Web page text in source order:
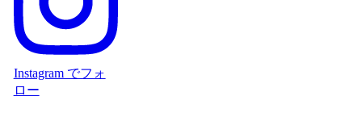
Instagram でフォ
ロー